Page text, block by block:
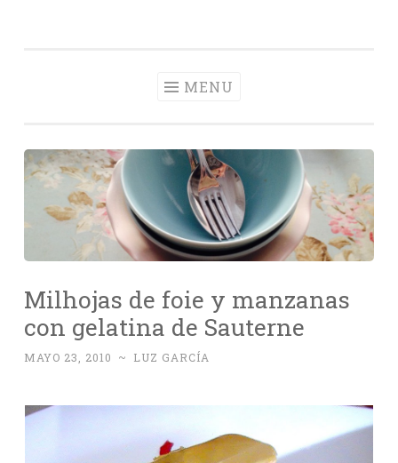
MENU
Milhojas de foie y manzanas
con gelatina de Sauterne
MAYO 23, 2010 ~ LUZ GARCÍA